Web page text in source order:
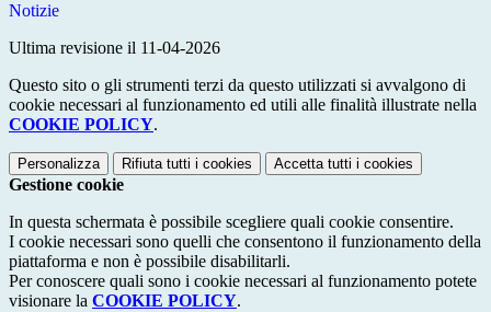
Notizie
Ultima revisione il 11-04-2026
Questo sito o gli strumenti terzi da questo utilizzati si avvalgono di
cookie necessari al funzionamento ed utili alle finalità illustrate nella
COOKIE POLICY.
Personalizza Rifiuta tutti i cookies Accetta tutti i cookies
Gestione cookie
In questa schermata è possibile scegliere quali cookie consentire.
I cookie necessari sono quelli che consentono il funzionamento della
piattaforma e non è possibile disabilitarli.
Per conoscere quali sono i cookie necessari al funzionamento potete
visionare la COOKIE POLICY.